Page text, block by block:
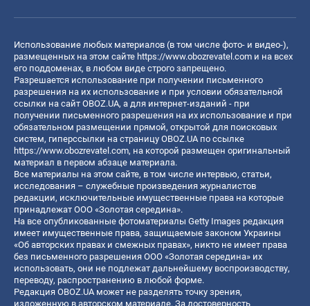
Использование любых материалов (в том числе фото- и видео-),
размещенных на этом сайте https://www.obozrevatel.com и на всех
его поддоменах, в любом виде строго запрещено.
Разрешается использование при получении письменного
разрешения на их использование и при условии обязательной
ссылки на сайт OBOZ.UA, а для интернет-изданий - при
получении письменного разрешения на их использование и при
обязательном размещении прямой, открытой для поисковых
систем, гиперссылки на страницу OBOZ.UA по ссылке
https://www.obozrevatel.com, на которой размещен оригинальный
материал в первом абзаце материала.
Все материалы на этом сайте, в том числе интервью, статьи,
исследования – служебные произведения журналистов
редакции, исключительные имущественные права на которые
принадлежат ООО «Золотая середина».
На все опубликованные фотоматериалы Getty Images редакция
имеет имущественные права, защищаемые законом Украины
«Об авторских правах и смежных правах», никто не имеет права
без письменного разрешения ООО «Золотая середина» их
использовать, они не подлежат дальнейшему воспроизводству,
переводу, распространению в любой форме.
Редакция OBOZ.UA может не разделять точку зрения,
изложенную в авторском материале. За достоверность